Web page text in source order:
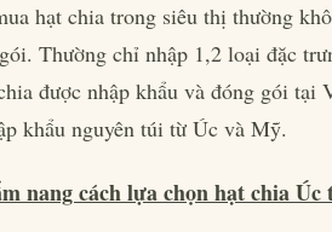
hạt chia trong siêu thị thường
Thường chỉ nhập 1,2 loại đặc
được nhập khẩu và đóng gói
khẩu nguyên túi từ Úc và Mỹ.
nang cách lựa chọn hạt chia